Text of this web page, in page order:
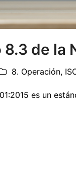
de la
8. Operación,
es un